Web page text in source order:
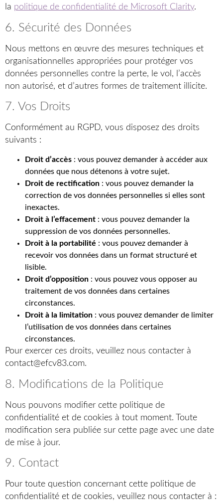
la politique de confidentialité de Microsoft Clarity.
6. Sécurité des Données
Nous mettons en œuvre des mesures techniques et
organisationnelles appropriées pour protéger vos
données personnelles contre la perte, le vol, l’accès
non autorisé, et d’autres formes de traitement illicite.
7. Vos Droits
Conformément au RGPD, vous disposez des droits
suivants :
Droit d’accès : vous pouvez demander à accéder aux
données que nous détenons à votre sujet.
Droit de rectification : vous pouvez demander la
correction de vos données personnelles si elles sont
inexactes.
Droit à l’effacement : vous pouvez demander la
suppression de vos données personnelles.
Droit à la portabilité : vous pouvez demander à
recevoir vos données dans un format structuré et
lisible.
Droit d’opposition : vous pouvez vous opposer au
traitement de vos données dans certaines
circonstances.
Droit à la limitation : vous pouvez demander de limiter
l’utilisation de vos données dans certaines
circonstances.
Pour exercer ces droits, veuillez nous contacter à
contact@efcv83.com.
8. Modifications de la Politique
Nous pouvons modifier cette politique de
confidentialité et de cookies à tout moment. Toute
modification sera publiée sur cette page avec une date
de mise à jour.
9. Contact
Pour toute question concernant cette politique de
confidentialité et de cookies, veuillez nous contacter à :